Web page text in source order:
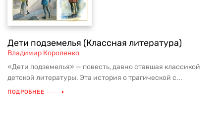
Дети подземелья (Классная литература)
Владимир Короленко
«Дети подземелья» — повесть, давно ставшая классикой
детской литературы. Эта история о трагической с...
ПОДРОБНЕЕ